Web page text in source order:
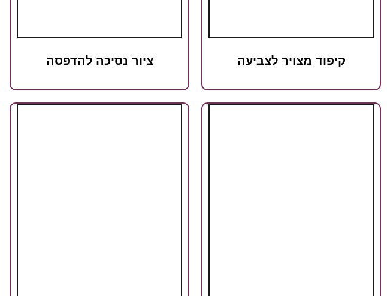
קיפוד מצויר לצביעה ציור נסיכה להדפסה